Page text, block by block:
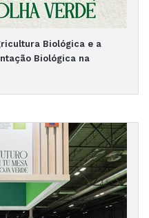
Biológica e a
Biológica na